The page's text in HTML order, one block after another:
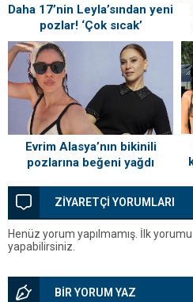
Daha 17’nin Leyla’sından yeni
pozlar! ‘Çok sıcak’
Evrim Alasya’nın bikinili
pozlarına beğeni yağdı
ZİYARETÇİ YORUMLARI
Henüz yorum yapılmamış. İlk
yapabilirsiniz.
BİR YORUM YAZ